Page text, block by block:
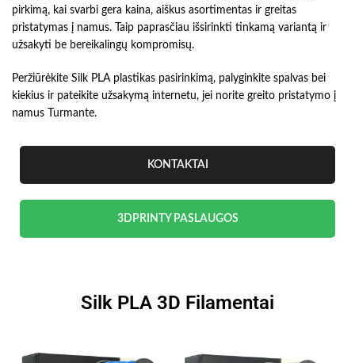
pirkimą, kai svarbi gera kaina, aiškus asortimentas ir greitas
pristatymas į namus. Taip paprasčiau išsirinkti tinkamą variantą ir
užsakyti be bereikalingų kompromisų.
Peržiūrėkite Silk PLA plastikas pasirinkimą, palyginkite spalvas bei
kiekius ir pateikite užsakymą internetu, jei norite greito pristatymo į
namus Turmante.
KONTAKTAI
3DPRINTY PASLAUGOS
Silk PLA 3D Filamentai